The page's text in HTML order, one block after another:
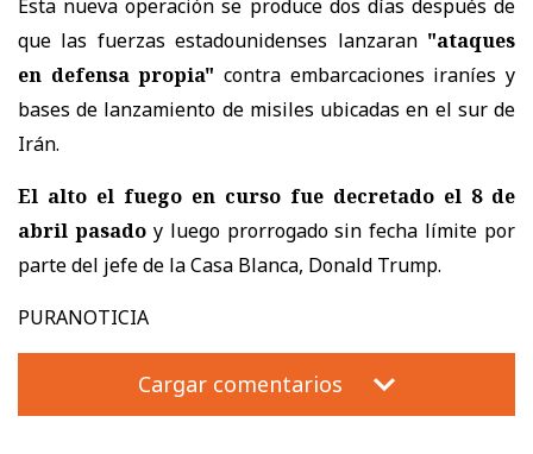
Esta nueva operación se produce dos días después de
que las fuerzas estadounidenses lanzaran "ataques
en defensa propia" contra embarcaciones iraníes y
bases de lanzamiento de misiles ubicadas en el sur de
Irán.
El alto el fuego en curso fue decretado el 8 de
abril pasadoy luego prorrogado sin fecha límite por
parte del jefe de la Casa Blanca, Donald Trump.
PURANOTICIA
Cargar comentarios